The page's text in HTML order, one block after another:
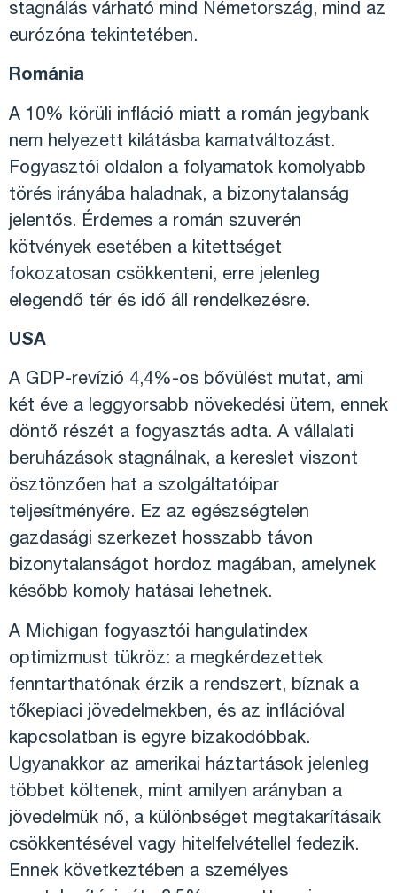
stagnálás várható mind Németország, mind az
eurózóna tekintetében.
Románia
A 10% körüli infláció miatt a román jegybank
nem helyezett kilátásba kamatváltozást.
Fogyasztói oldalon a folyamatok komolyabb
törés irányába haladnak, a bizonytalanság
jelentős. Érdemes a román szuverén
kötvények esetében a kitettséget
fokozatosan csökkenteni, erre jelenleg
elegendő tér és idő áll rendelkezésre.
USA
A GDP-revízió 4,4%-os bővülést mutat, ami
két éve a leggyorsabb növekedési ütem, ennek
döntő részét a fogyasztás adta. A vállalati
beruházások stagnálnak, a kereslet viszont
ösztönzően hat a szolgáltatóipar
teljesítményére. Ez az egészségtelen
gazdasági szerkezet hosszabb távon
bizonytalanságot hordoz magában, amelynek
később komoly hatásai lehetnek.
A Michigan fogyasztói hangulatindex
optimizmust tükröz: a megkérdezettek
fenntarthatónak érzik a rendszert, bíznak a
tőkepiaci jövedelmekben, és az inflációval
kapcsolatban is egyre bizakodóbbak.
Ugyanakkor az amerikai háztartások jelenleg
többet költenek, mint amilyen arányban a
jövedelmük nő, a különbséget megtakarításaik
csökkentésével vagy hitelfelvétellel fedezik.
Ennek következtében a személyes